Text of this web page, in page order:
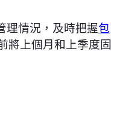
理情況，及時把握包
將上個月和上季度固